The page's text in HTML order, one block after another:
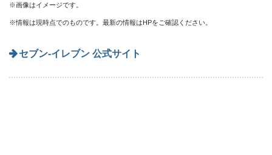
※画像はイメージです。
※情報は現時点でのものです。最新の情報はHPをご確認ください。
セブン‐イレブン 公式サイト